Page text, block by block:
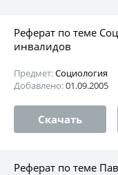
Реферат по теме
инвалидов
Предмет:Социология
Добавлено:01.09.2005
Скачать
Реферат по теме